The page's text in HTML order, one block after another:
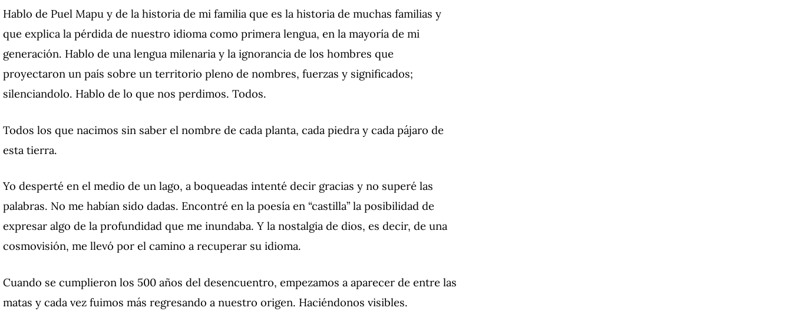
Hablo de Puel Mapu y de la historia de mi familia que es la historia de muchas familias y
que explica la pérdida de nuestro idioma como primera lengua, en la mayoría de mi
generación. Hablo de una lengua milenaria y la ignorancia de los hombres que
proyectaron un país sobre un territorio pleno de nombres, fuerzas y significados;
silenciandolo. Hablo de lo que nos perdimos. Todos.
Todos los que nacimos sin saber el nombre de cada planta, cada piedra y cada pájaro de
esta tierra.
Yo desperté en el medio de un lago, a boqueadas intenté decir gracias y no superé las
palabras. No me habían sido dadas. Encontré en la poesía en “castilla” la posibilidad de
expresar algo de la profundidad que me inundaba. Y la nostalgia de dios, es decir, de una
cosmovisión, me llevó por el camino a recuperar su idioma.
Cuando se cumplieron los 500 años del desencuentro, empezamos a aparecer de entre las
matas y cada vez fuimos más regresando a nuestro origen. Haciéndonos visibles.